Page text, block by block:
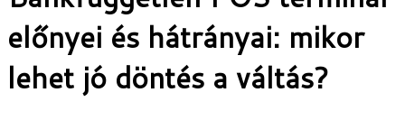
előnyei és hátrányai: mikor
lehet jó döntés a váltás?